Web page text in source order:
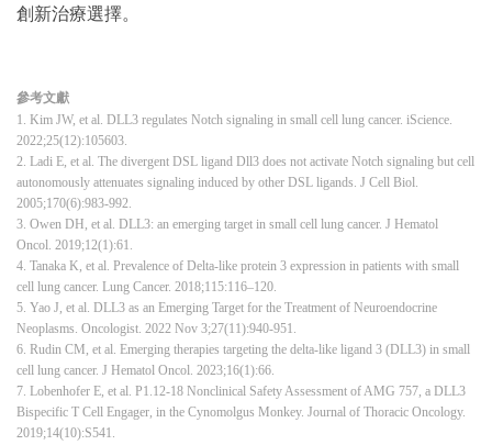
創新治療選擇。
參考文獻
1. Kim JW, et al. DLL3 regulates Notch signaling in small cell lung cancer. iScience.
2022;25(12):105603.
2. Ladi E, et al. The divergent DSL ligand Dll3 does not activate Notch signaling but cell
autonomously attenuates signaling induced by other DSL ligands. J Cell Biol.
2005;170(6):983-992.
3. Owen DH, et al. DLL3: an emerging target in small cell lung cancer. J Hematol
Oncol. 2019;12(1):61.
4. Tanaka K, et al. Prevalence of Delta-like protein 3 expression in patients with small
cell lung cancer. Lung Cancer. 2018;115:116–120.
5. Yao J, et al. DLL3 as an Emerging Target for the Treatment of Neuroendocrine
Neoplasms. Oncologist. 2022 Nov 3;27(11):940-951.
6. Rudin CM, et al. Emerging therapies targeting the delta-like ligand 3 (DLL3) in small
cell lung cancer. J Hematol Oncol. 2023;16(1):66.
7. Lobenhofer E, et al. P1.12-18 Nonclinical Safety Assessment of AMG 757, a DLL3
Bispecific T Cell Engager, in the Cynomolgus Monkey. Journal of Thoracic Oncology.
2019;14(10):S541.